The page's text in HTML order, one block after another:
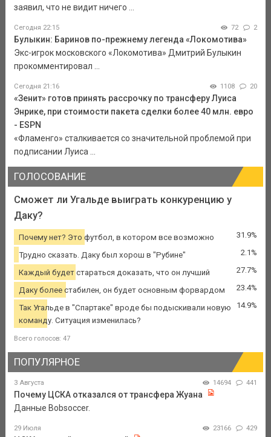
заявил, что не видит ничего ...
Сегодня 22:15 72 2
Булыкин: Баринов по-прежнему легенда «Локомотива»
Экс-игрок московского «Локомотива» Дмитрий Булыкин
прокомментировал ...
Сегодня 21:16 1108 20
«Зенит» готов принять рассрочку по трансферу Луиса
Энрике, при стоимости пакета сделки более 40 млн. евро
- ESPN
«Фламенго» сталкивается со значительной проблемой при
подписании Луиса ...
ГОЛОСОВАНИЕ
Сможет ли Угальде выиграть конкуренцию у
Даку?
Почему нет? Это футбол, в котором все возможно 31.9%
Трудно сказать. Даку был хорош в "Рубине" 2.1%
Каждый будет стараться доказать, что он лучший 27.7%
Даку более стабилен, он будет основным форвардом 23.4%
Так Угальде в "Спартаке" вроде бы подыскивали новую
команду. Ситуация изменилась?
14.9%
Всего голосов: 47
ПОПУЛЯРНОЕ
3 Августа 14694 441
Почему ЦСКА отказался от трансфера Жуана
Данные Bobsoccer.
29 Июля 23166 429